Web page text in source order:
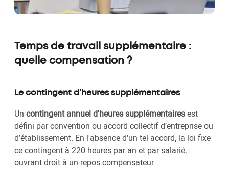
Temps de travail supplémentaire :
quelle compensation ?
Le contingent d’heures supplémentaires
Un contingent annuel d'heures supplémentairesest
défini par convention ou accord collectif d’entreprise ou
d’établissement. En l'absence d'un tel accord, la loi fixe
ce contingent à 220 heures par an et par salarié,
ouvrant droit à un repos compensateur.